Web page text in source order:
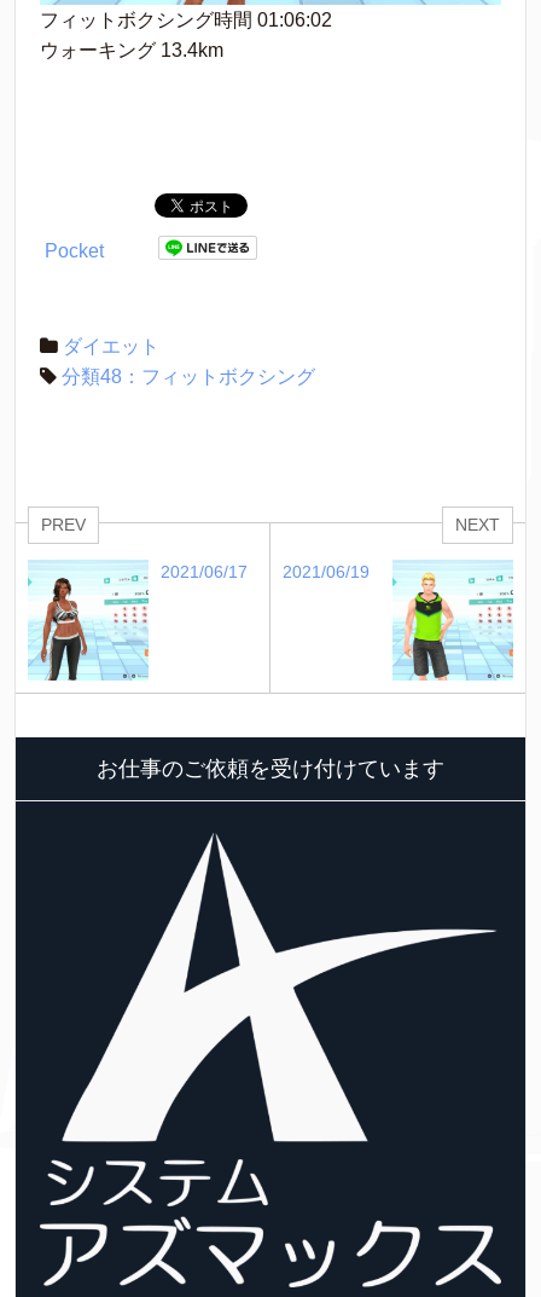
フィットボクシング時間 01:06:02
ウォーキング 13.4km
Pocket
ダイエット
分類48：フィットボクシング
PREV
2021/06/17
NEXT
2021/06/19
お仕事のご依頼を受け付けています